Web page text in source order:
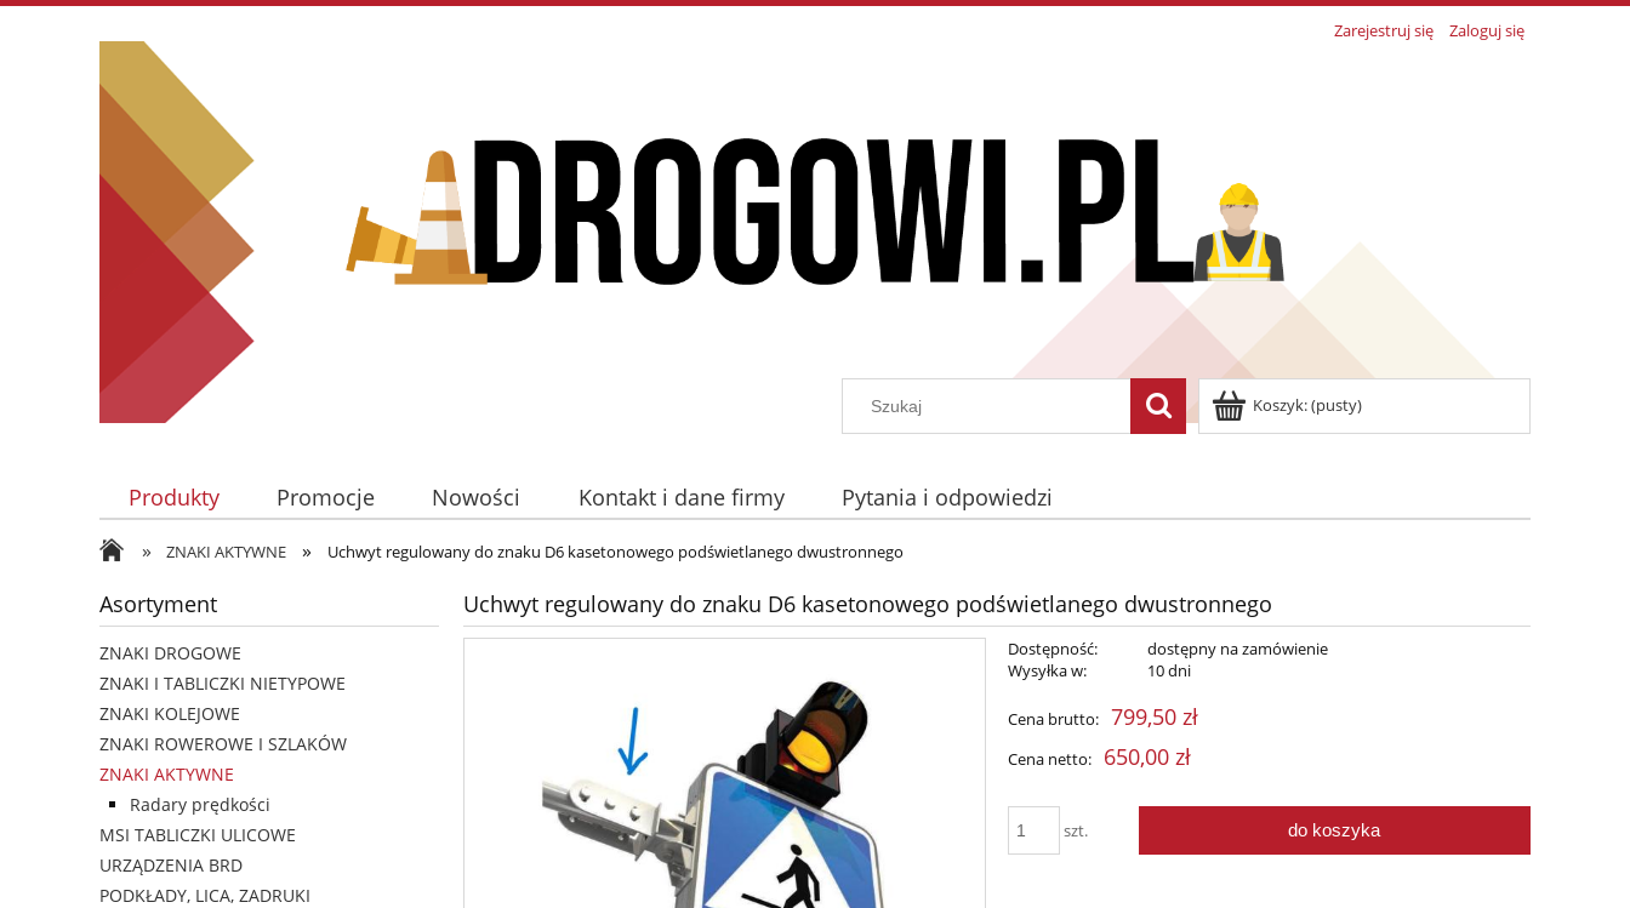
Zarejestruj się Zaloguj się
Koszyk:(pusty)
Produkty Promocje Nowości Kontakt i dane firmy Pytania i odpowiedzi
» ZNAKI AKTYWNE » Uchwyt regulowany do znaku D6 kasetonowego podświetlanego dwustronnego
Asortyment
ZNAKI DROGOWE
ZNAKI I TABLICZKI NIETYPOWE
ZNAKI KOLEJOWE
ZNAKI ROWEROWE I SZLAKÓW
ZNAKI AKTYWNE
Radary prędkości
MSI TABLICZKI ULICOWE
URZĄDZENIA BRD
PODKŁADY, LICA, ZADRUKI
Uchwyt regulowany do znaku D6 kasetonowego podświetlanego dwustronnego
Dostępność:
dostępny na zamówienie
Wysyłka w:
10 dni
Cena brutto: 799,50 zł
Cena netto: 650,00 zł
szt. do koszyka